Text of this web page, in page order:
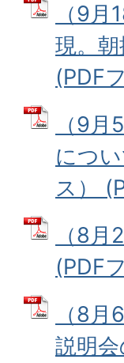
（9
現。
(PDF
（9
につ
ス）
（8
(PDF
（8
説明